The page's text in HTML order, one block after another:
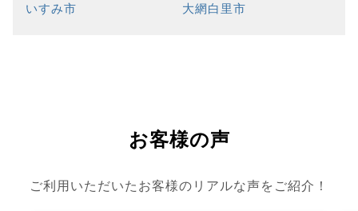
いすみ市 大網白里市
お客様の声
ご利用いただいたお客様のリアルな声をご紹介！